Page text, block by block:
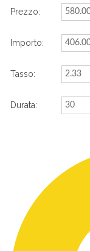
Prezzo:
Importo:
Tasso:
Durata: